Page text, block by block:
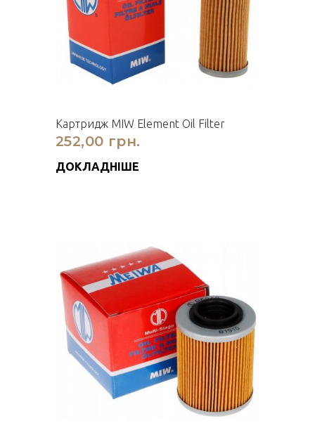
Картридж MIW Element Oil Filter
252,00 грн.
ДОКЛАДНІШЕ